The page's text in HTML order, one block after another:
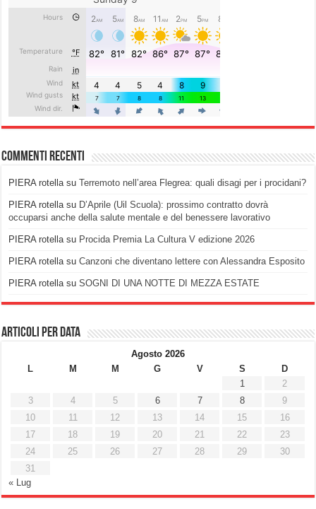
Commenti recenti
PIERA rotella suTerremoto nell’area Flegrea: quali disagi per i procidani?
PIERA rotella su D’Aprile (Uil Scuola): prossimo contratto dovrà
occuparsi anche della salute mentale e del benessere lavorativo
PIERA rotella su Procida Premia La Cultura V edizione 2026
PIERA rotella suCanzoni che diventano lettere con Alessandra Esposito
PIERA rotella suSOGNI DI UNA NOTTE DI MEZZA ESTATE
Articoli per data
Agosto 2026
L
M M G V S
D
1
2
3
4 5 6 7 8
9
10
11 12 13 14 15
16
17
18 19 20 21 22
23
24
25 26 27 28 29
30
31
« Lug